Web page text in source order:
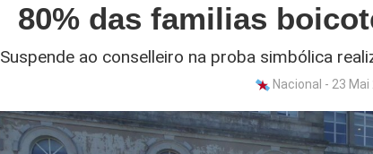
80% das familias
Suspende ao conselleiro na proba simbólica
Nacional - 23 Mai